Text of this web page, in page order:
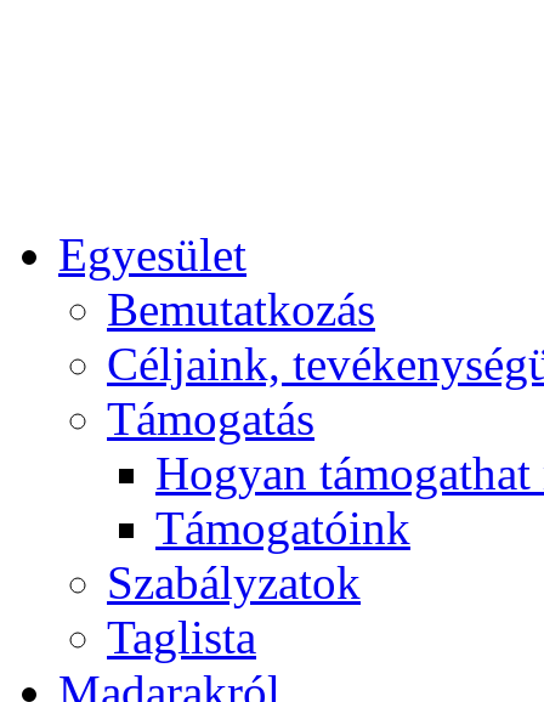
Egyesület
Bemutatkozás
Céljaink,
Támogatás
Hogyan
Támogatóink
Szabályzatok
Taglista